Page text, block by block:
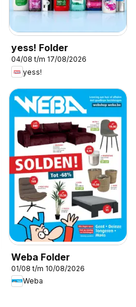
yess! Folder
04/08 t/m 17/08/2026
yess!
Weba Folder
01/08 t/m 10/08/2026
Weba